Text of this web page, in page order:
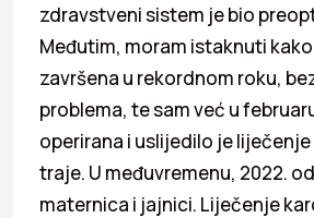
zdravstveni sistem je bio
Međutim, moram istaknuti
završena u rekordnom roku,
problema, te sam već u
operirana i uslijedilo je
traje. U međuvremenu, 2022.
maternica i jajnici. Liječenje